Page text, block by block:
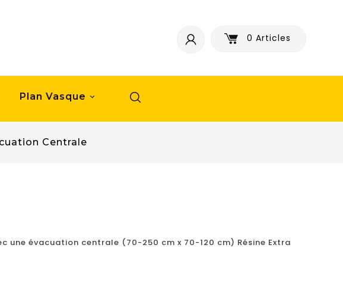
0 Articles

Plan Vasque
Centrale
une évacuation centrale (70-250 cm x 70-120 cm) Résine Extra